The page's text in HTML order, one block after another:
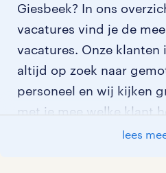
Giesbeek? In ons
vacatures vind je de
vacatures. Onze klanten
altijd op zoek naar
personeel en wij kijken
met je mee welke klant
lees